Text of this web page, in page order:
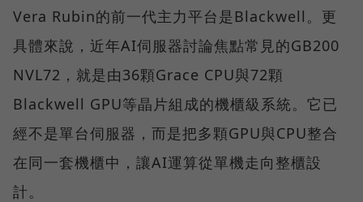
Vera Rubin的前一代主力平台是Blackwell。更
具體來說，近年AI伺服器討論焦點常見的GB200
NVL72，就是由36顆Grace CPU與72顆
Blackwell GPU等晶片組成的機櫃級系統。它已
經不是單台伺服器，而是把多顆GPU與CPU整合
在同一套機櫃中，讓AI運算從單機走向整櫃設
計。